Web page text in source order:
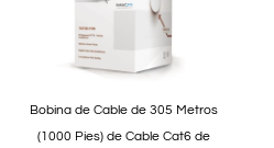
Bobina de Cable de 305 Metros
(1000 Pies) de Cable Cat6 de